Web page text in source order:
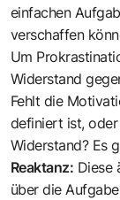
einfachen
verschaffen
Um
Widerstand
Fehlt die
definiert ist,
Widerstand? Es
Reaktanz: Diese
über die